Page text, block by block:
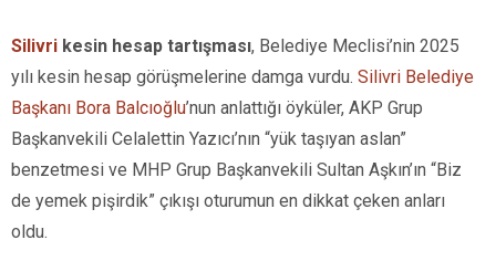
Silivri kesin hesap tartışması, Belediye Meclisi’nin 2025
yılı kesin hesap görüşmelerine damga vurdu. Silivri Belediye
Başkanı Bora Balcıoğlu’nun anlattığı öyküler, AKP Grup
Başkanvekili Celalettin Yazıcı’nın “yük taşıyan aslan”
benzetmesi ve MHP Grup Başkanvekili Sultan Aşkın’ın “Biz
de yemek pişirdik” çıkışı oturumun en dikkat çeken anları
oldu.